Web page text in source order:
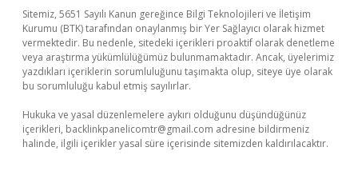
Sitemiz, 5651 Sayılı Kanun gereğince Bilgi Teknolojileri ve İletişim
Kurumu (BTK) tarafından onaylanmış bir Yer Sağlayıcı olarak hizmet
vermektedir. Bu nedenle, sitedeki içerikleri proaktif olarak denetleme
veya araştırma yükümlülüğümüz bulunmamaktadır. Ancak, üyelerimiz
yazdıkları içeriklerin sorumluluğunu taşımakta olup, siteye üye olarak
bu sorumluluğu kabul etmiş sayılırlar.
Hukuka ve yasal düzenlemelere aykırı olduğunu düşündüğünüz
içerikleri, backlinkpanelicomtr@gmail.com adresine bildirmeniz
halinde, ilgili içerikler yasal süre içerisinde sitemizden kaldırılacaktır.